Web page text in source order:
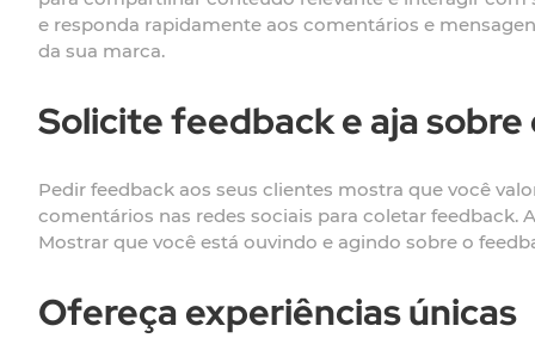
e responda rapidamente aos comentários e
da sua marca.
Solicite feedback e aja sobre
Pedir feedback aos seus clientes mostra que você
comentários nas redes sociais para coletar feedback.
Mostrar que você está ouvindo e agindo sobre o
Ofereça experiências únicas